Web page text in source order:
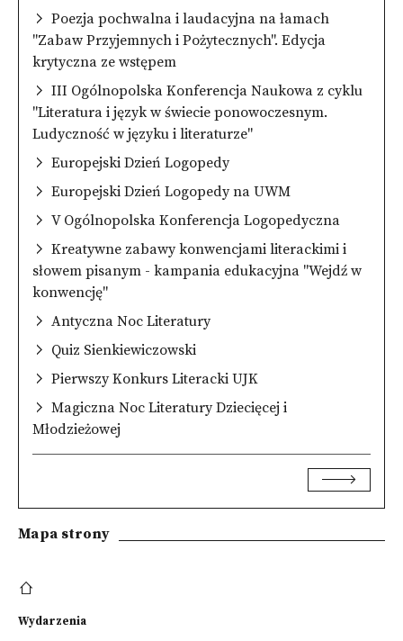
Poezja pochwalna i laudacyjna na łamach
"Zabaw Przyjemnych i Pożytecznych". Edycja
krytyczna ze wstępem
III Ogólnopolska Konferencja Naukowa z cyklu
"Literatura i język w świecie ponowoczesnym.
Ludyczność w języku i literaturze"
Europejski Dzień Logopedy
Europejski Dzień Logopedy na UWM
V Ogólnopolska Konferencja Logopedyczna
Kreatywne zabawy konwencjami literackimi i
słowem pisanym - kampania edukacyjna "Wejdź w
konwencję"
Antyczna Noc Literatury
Quiz Sienkiewiczowski
Pierwszy Konkurs Literacki UJK
Magiczna Noc Literatury Dziecięcej i
Młodzieżowej
Mapa strony
Wydarzenia